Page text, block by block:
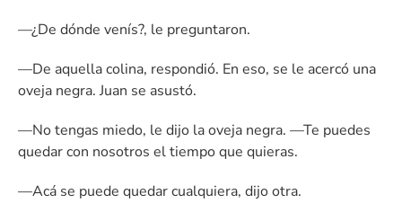
—¿De dónde venís?, le preguntaron.
—De aquella colina, respondió. En eso, se le acercó una
oveja negra. Juan se asustó.
—No tengas miedo, le dijo la oveja negra. —Te puedes
quedar con nosotros el tiempo que quieras.
—Acá se puede quedar cualquiera, dijo otra.